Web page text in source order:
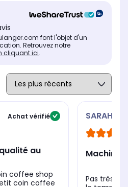
font l'objet d'un
Retrouvez notre
cliquant ici.
Achat vérifié
au
coffee shop
coin coffee
SARAH
Machine
Pas très